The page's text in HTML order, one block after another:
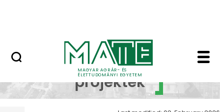
MAGYAR AGRÁR- ÉS
ÉLETTUDOMÁNYI EGYETEM
Lezárt projektek -
Lezárt
projektek